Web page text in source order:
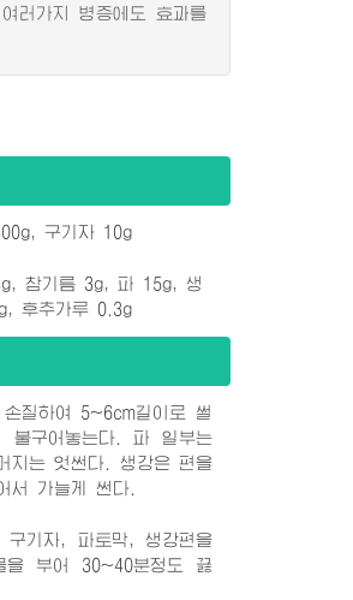
러가지 병증에도 효과를
구기자 10g
참기름 3g, 파 15g, 생
후추가루 0.3g
질하여 5~6cm길이로 썰
불구어놓는다. 파 일부는
지는 엇썬다. 생강은 편을
서 가늘게 썬다.
기자, 파토막, 생강편을
을 부어 30~40분정도 끓